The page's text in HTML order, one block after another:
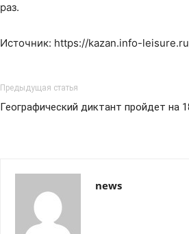
раз.
Источник: https://kazan.info-
Предыдущая статья
Географический диктант пройдет на
news